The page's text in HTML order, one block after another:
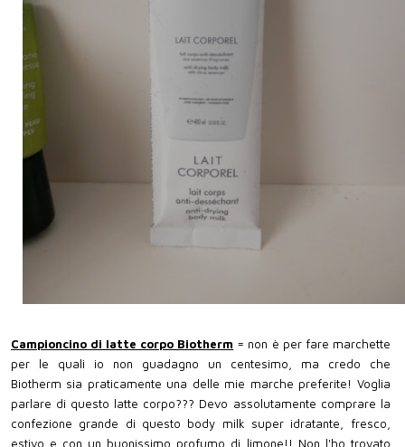
Campioncino di latte corpo Biotherm = non è per fare marchette
per le quali io non guadagno un centesimo, ma credo che
Biotherm sia praticamente una delle mie marche preferite! Voglia
parlare di questo latte corpo??? Devo assolutamente comprare la
confezione grande di questo body milk super idratante, fresco,
estivo e con un buonissimo profumo di limone!! Non l'ho trovato